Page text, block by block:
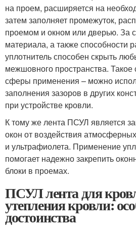
на проем, расширяется на
затем заполняет промежуток,
проемом и окном или дверью. За
материала, а также способности
уплотнитель способен скрыть
межшовного пространства. Такое
сферы применения – можно
заполнения зазоров в других
при устройстве кровли.
К тому же лента ПСУЛ является
окон от воздействия
и ультрафиолета. Применение
помогает надежно закрепить
блоки в проемах.
ПСУЛ лента для
утепления кровли:
достоинства